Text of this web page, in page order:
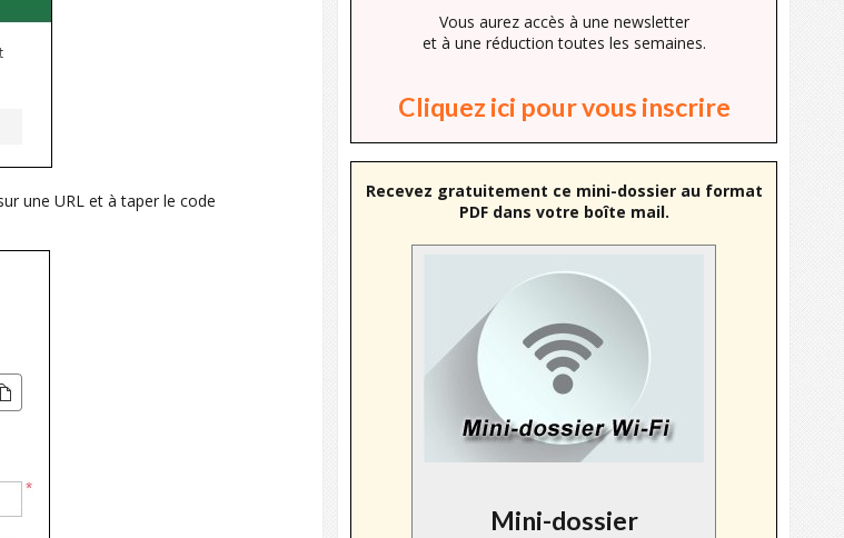
une URL et à taper le code
Vous aurez accès à une newsletter
et à une réduction toutes les semaines.
Cliquez ici pour vous inscrire
Recevez gratuitement ce mini-dossier au format
PDF dans votre boîte mail.
Mini-dossier